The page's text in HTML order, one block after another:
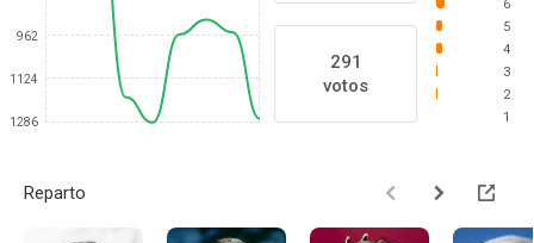
962
1124
1286
291
votos
6
5
4
3
2
1
Reparto